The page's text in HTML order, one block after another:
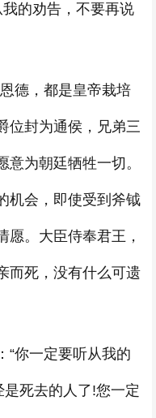
的劝告，不要再说
德，都是皇帝栽培
位封为通侯，兄弟三
意为朝廷牺牲一切。
机会，即使受到斧钺
愿。大臣侍奉君王，
而死，没有什么可遗
“你一定要听从我的
是死去的人了!您一定